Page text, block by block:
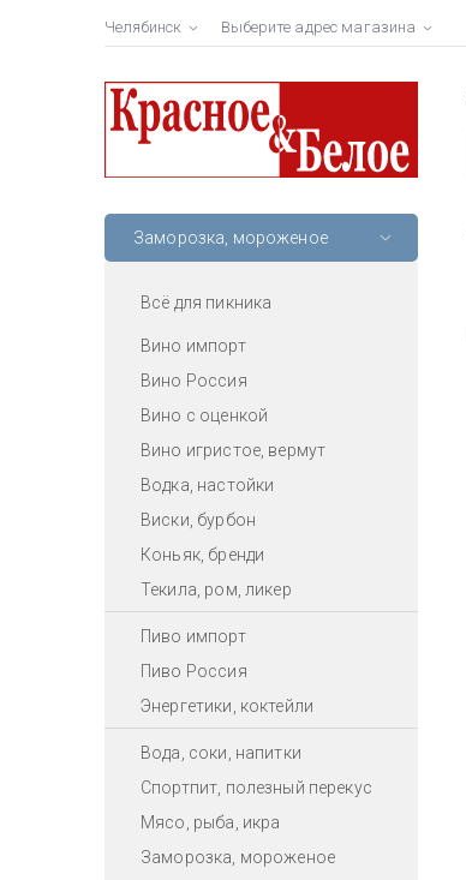
Челябинск Выберите адрес магазина
Заморозка, мороженое
Всё для пикника
Вино импорт
Вино Россия
Вино с оценкой
Вино игристое, вермут
Водка, настойки
Виски, бурбон
Коньяк, бренди
Текила, ром, ликер
Пиво импорт
Пиво Россия
Энергетики, коктейли
Вода, соки, напитки
Спортпит, полезный перекус
Мясо, рыба, икра
Заморозка, мороженое